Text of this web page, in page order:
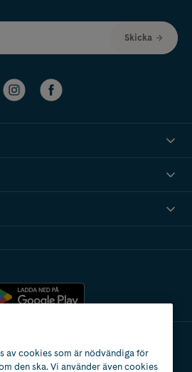
Skicka
av cookies som är nödvändiga för
den ska. Vi använder även cookies